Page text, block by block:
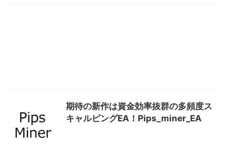
期待の新作は資金効率抜群の多頻度ス
キャルピングEA！Pips_miner_EA